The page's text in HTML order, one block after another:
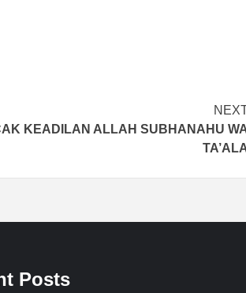
KEADILAN ALLAH SUBHANAHU
Posts